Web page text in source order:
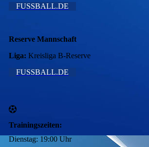
FUSSBALL.DE
Reserve Mannschaft
Liga: Kreisliga B-Reserve
FUSSBALL.DE
Trainingszeiten:
Dienstag: 19:00 Uhr